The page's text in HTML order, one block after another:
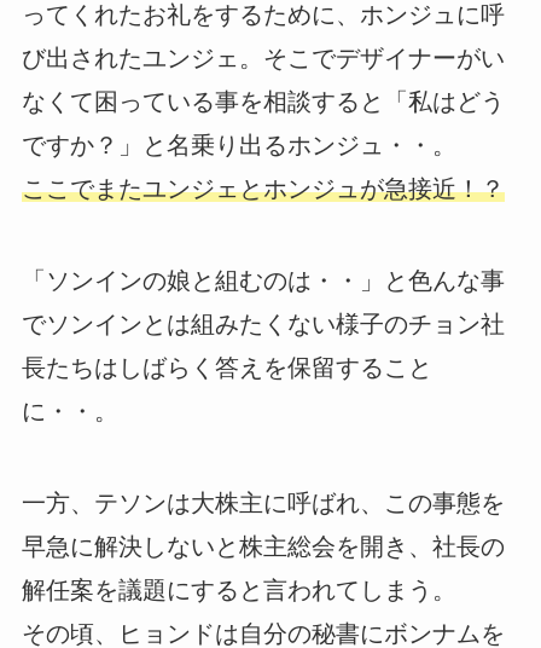
ってくれたお礼をするために、ホンジュに呼
び出されたユンジェ。そこでデザイナーがい
なくて困っている事を相談すると「私はどう
ですか？」と名乗り出るホンジュ・・。
ここでまたユンジェとホンジュが急接近！？
「ソンインの娘と組むのは・・」と色んな事
でソンインとは組みたくない様子のチョン社
長たちはしばらく答えを保留すること
に・・。
一方、テソンは大株主に呼ばれ、この事態を
早急に解決しないと株主総会を開き、社長の
解任案を議題にすると言われてしまう。
その頃、ヒョンドは自分の秘書にボンナムを